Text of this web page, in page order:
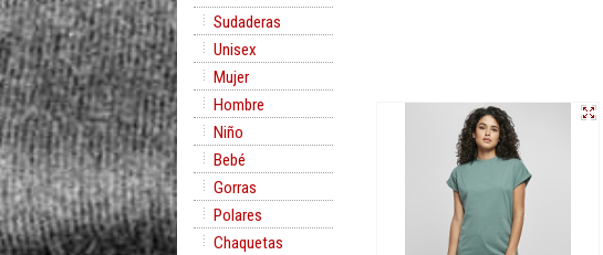
Sudaderas
Unisex
Mujer
Hombre
Niño
Bebé
Gorras
Polares
Chaquetas